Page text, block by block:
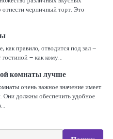
черничный торт. Это
как правило, отводится под зал –
– как кому…
комнаты лучше
очень важное значение имеет
Они должны обеспечить удобное